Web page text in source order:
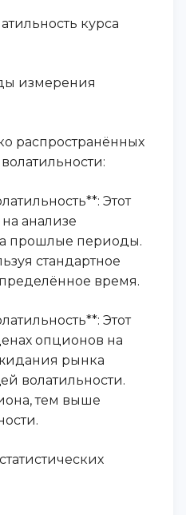
курса
измерения
распространённых
Этот
анализе
прошлые периоды.
стандартное
время.
Этот
опционов на
рынка
волатильности.
тем выше